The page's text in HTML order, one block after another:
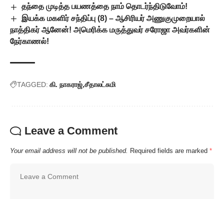
தந்தை முடித்த பயணத்தை நாம் தொடர்ந்திடுவோம்!
இயக்க மகளிர் சந்திப்பு (8) – ஆசிரியர் அணுகுமுறையால்
நாத்திகர் ஆனேன்! அமெரிக்க மருத்துவர் சரோஜா அவர்களின்
நேர்காணல்!
TAGGED: கி. நாகராஜ் சீதாலட்சுமி
Leave a Comment
Your email address will not be published. Required fields are marked *